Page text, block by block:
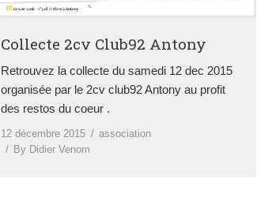
Collecte 2cv Club92 Antony
Retrouvez la collecte du samedi 12 dec 2015
organisée par le 2cv club92 Antony au profit
des restos du coeur .
12 décembre 2015
association
By Didier Venom